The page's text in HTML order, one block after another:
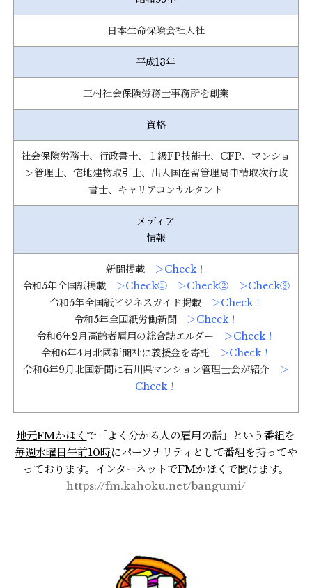
日本生命保険会社入社
平成13年
三村社会保険労務士事務所を創業
資格
社会保険労務士、行政書士、１級FP技能士、CFP、マンショ
ン管理士、宅地建物取引士、 出入国在留管理局申請取次行政
書士、キャリアコンサルタント
メディア
情報
新聞掲載
＞Check！
令和5年全国紙掲載
＞Check① ＞Check②
＞Check③
令和5年全国紙ビジネスガイド掲載
＞Check！
令和5年全国紙労働新聞
＞Check！
令和6年2月高齢者雇用の総合誌エルダー ＞Check！
令和6年4月北國新聞社に義援金を寄託
＞Check！
令和6年9月北国新聞に石川県マンション管理士会が紹介
＞
Check！
地元FMかほく で「よく分かる人の雇用の話」という番組を
毎週水曜日午前10時にパーソナリティとして番組を持ってや
っております。インターネットでFMかほく で聞けます。
https://fm.kahoku.net/bangumi/